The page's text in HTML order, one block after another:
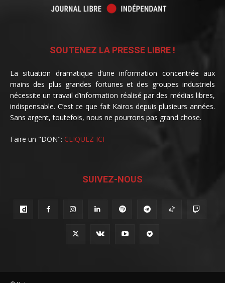
SOUTENEZ LA PRESSE LIBRE !
La situation dramatique d’une information concentrée aux
mains des plus grandes fortunes et des groupes industriels
nécessite un travail d’information réalisé par des médias libres,
indispensable. C’est ce que fait Kairos depuis plusieurs années.
Sans argent, toutefois, nous ne pourrons pas grand chose.
Faire un "DON": CLIQUEZ ICI
SUIVEZ-NOUS